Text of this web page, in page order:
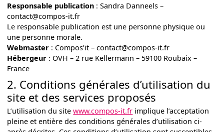
Responsable publication : Sandra Danneels –
contact@compos-it.fr
Le responsable publication est une personne physique ou
une personne morale.
Webmaster : Compos’it – contact@compos-it.fr
Hébergeur : OVH – 2 rue Kellermann – 59100 Roubaix –
France
2. Conditions générales d’utilisation du
site et des services proposés
L’utilisation du sitewww.compos-it.fr implique l’acceptation
pleine et entière des conditions générales d’utilisation ci-